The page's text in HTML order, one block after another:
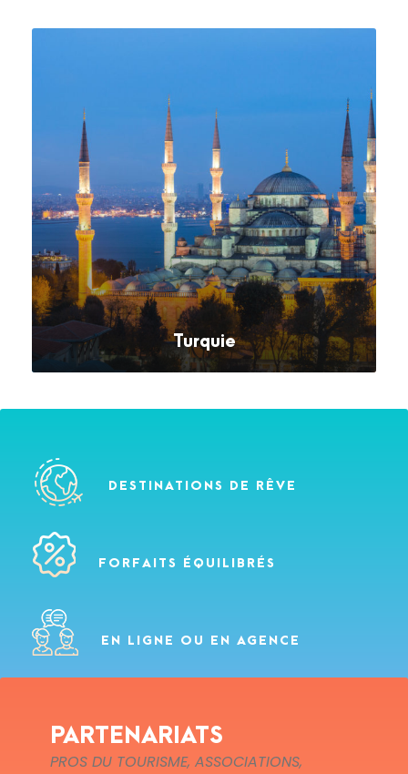
Turquie
DESTINATIONS DE RÊVE
FORFAITS ÉQUILIBRÉS
EN LIGNE OU EN AGENCE
PARTENARIATS
PROS DU TOURISME, ASSOCIATIONS,